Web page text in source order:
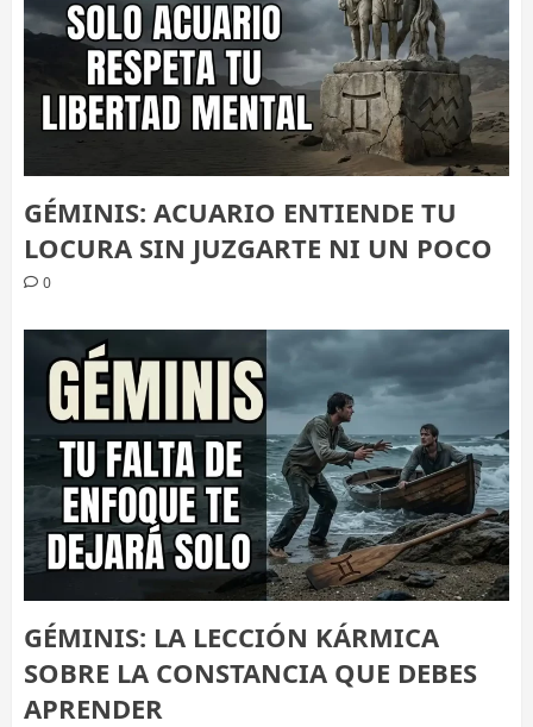
GÉMINIS: ACUARIO ENTIENDE TU
LOCURA SIN JUZGARTE NI UN POCO
0
GÉMINIS: LA LECCIÓN KÁRMICA
SOBRE LA CONSTANCIA QUE DEBES
APRENDER